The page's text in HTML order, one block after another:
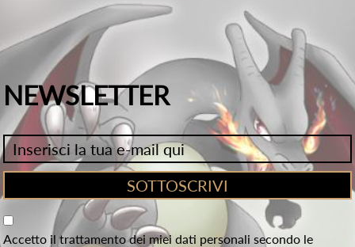
NEWSLETTER
Accetto il trattamento dei miei dati personali secondo le